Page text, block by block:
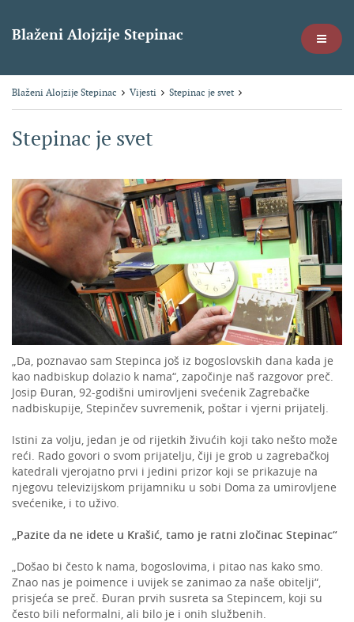
Blaženi Alojzije Stepinac
Blaženi Alojzije Stepinac Vijesti Stepinac je svet
Stepinac je svet
„Da, poznavao sam Stepinca još iz bogoslovskih dana kada je
kao nadbiskup dolazio k nama“, započinje naš razgovor preč.
Josip Đuran, 92-godišni umirovljeni svećenik Zagrebačke
nadbiskupije, Stepinčev suvremenik, poštar i vjerni prijatelj.
Istini za volju, jedan je od rijetkih živućih koji tako nešto može
reći. Rado govori o svom prijatelju, čiji je grob u zagrebačkoj
katedrali vjerojatno prvi i jedini prizor koji se prikazuje na
njegovu televizijskom prijamniku u sobi Doma za umirovljene
svećenike, i to uživo.
„Pazite da ne idete u Krašić, tamo je ratni zločinac Stepinac“
„Došao bi često k nama, bogoslovima, i pitao nas kako smo.
Znao nas je poimence i uvijek se zanimao za naše obitelji“,
prisjeća se preč. Đuran prvih susreta sa Stepincem, koji su
često bili neformalni, ali bilo je i onih službenih.